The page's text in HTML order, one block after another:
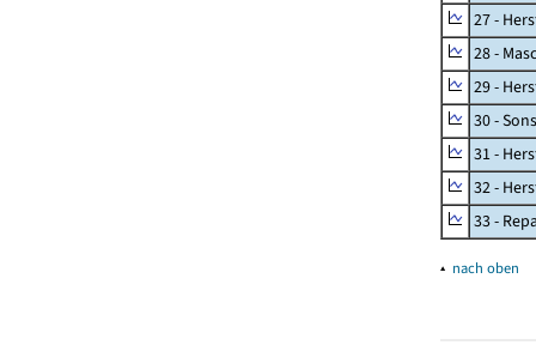
27 -
28 -
29 -
30 -
31 -
32 -
33 -
▴ nach oben